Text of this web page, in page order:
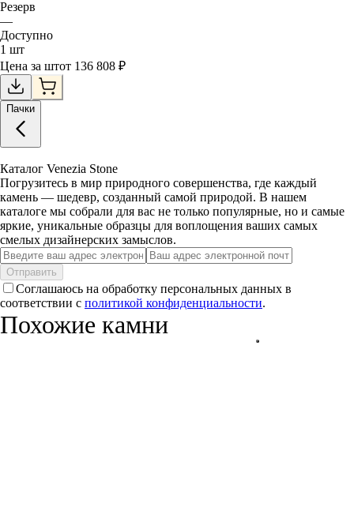
Резерв
—
Доступно
1 шт
Цена за штот 136 808 ₽
Пачки
Каталог Venezia Stone
Погрузитесь в мир природного совершенства, где каждый
камень — шедевр, созданный самой природой. В нашем
каталоге мы собрали для вас не только популярные, но и самые
яркие, уникальные образцы для воплощения ваших самых
смелых дизайнерских замыслов.
Отправить
Соглашаюсь на обработку персональных данных в
соответствии с политикой конфиденциальности.
Похожие камни